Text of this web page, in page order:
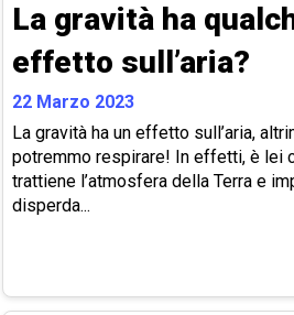
La gravità ha
effetto sull’aria?
22 Marzo 2023
La gravità ha un effetto sull’aria,
potremmo respirare! In effetti, è lei
trattiene l’atmosfera della Terra e
disperda...